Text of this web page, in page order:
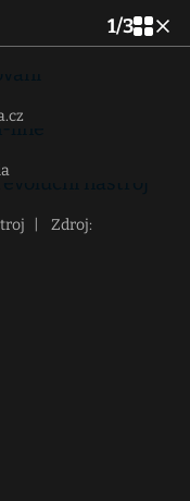
1/3
Zdroj: